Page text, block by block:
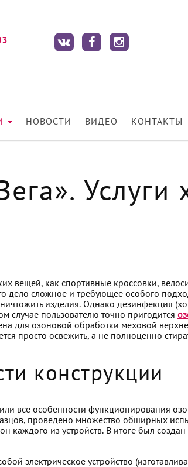
НОВОСТИ ВИДЕО КОНТАКТЫ
Услуги
вещей, как спортивные кроссовки,
дело сложное и требующее особого
изделия. Однако дезинфекция
случае пользователю точно пригодится
для озоновой обработки меховой
просто освежить, а не полноценно
конструкции
все особенности функционирования
проведено множество обширных
каждого из устройств. В итоге был
электрическое устройство